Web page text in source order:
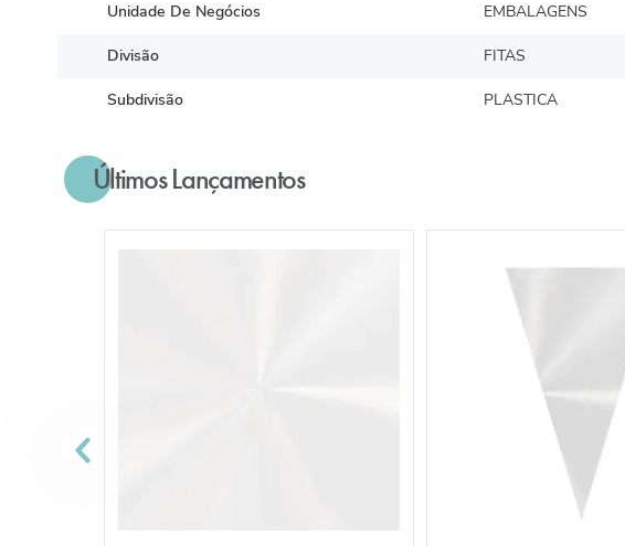
Unidade De Negócios EMBALAGENS
Divisão FITAS
Subdivisão PLASTICA
Últimos Lançamentos
FAZER LOGIN